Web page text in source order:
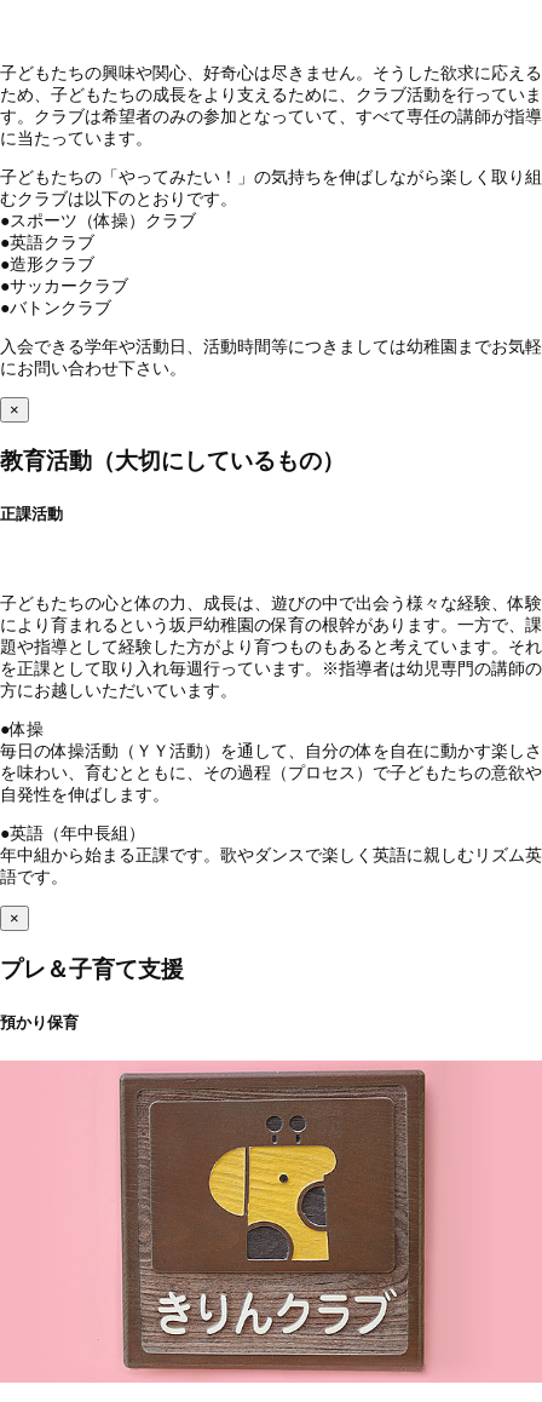
子どもたちの興味や関心、好奇心は尽きません。そうした欲求に応える
ため、子どもたちの成長をより支えるために、クラブ活動を行っていま
す。クラブは希望者のみの参加となっていて、すべて専任の講師が指導
に当たっています。
子どもたちの「やってみたい！」の気持ちを伸ばしながら楽しく取り組
むクラブは以下のとおりです。
●スポーツ（体操）クラブ
●英語クラブ
●造形クラブ
●サッカークラブ
●バトンクラブ
入会できる学年や活動日、活動時間等につきましては幼稚園までお気軽
にお問い合わせ下さい。
×
教育活動（大切にしているもの）
正課活動
子どもたちの心と体の力、成長は、遊びの中で出会う様々な経験、体験
により育まれるという坂戸幼稚園の保育の根幹があります。一方で、課
題や指導として経験した方がより育つものもあると考えています。それ
を正課として取り入れ毎週行っています。※指導者は幼児専門の講師の
方にお越しいただいています。
●体操
毎日の体操活動（ＹＹ活動）を通して、自分の体を自在に動かす楽しさ
を味わい、育むとともに、その過程（プロセス）で子どもたちの意欲や
自発性を伸ばします。
●英語（年中長組）
年中組から始まる正課です。歌やダンスで楽しく英語に親しむリズム英
語です。
×
プレ＆子育て支援
預かり保育